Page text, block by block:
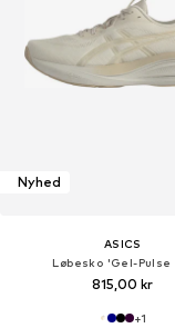
Nyhed
ASICS
Løbesko 'Gel-Pulse
815,00 kr
+1